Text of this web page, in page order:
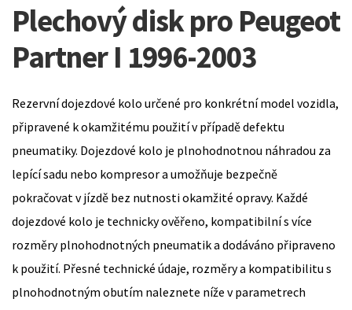
Plechový disk pro Peugeot
Partner I 1996-2003
Rezervní dojezdové kolo určené pro konkrétní model vozidla,
připravené k okamžitému použití v případě defektu
pneumatiky. Dojezdové kolo je plnohodnotnou náhradou za
lepící sadu nebo kompresor a umožňuje bezpečně
pokračovat v jízdě bez nutnosti okamžité opravy. Každé
dojezdové kolo je technicky ověřeno, kompatibilní s více
rozměry plnohodnotných pneumatik a dodáváno připraveno
k použití. Přesné technické údaje, rozměry a kompatibilitu s
plnohodnotným obutím naleznete níže v parametrech